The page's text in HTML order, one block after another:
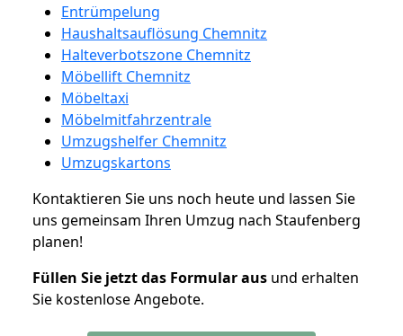
Entrümpelung
Haushaltsauflösung Chemnitz
Halteverbotszone Chemnitz
Möbellift Chemnitz
Möbeltaxi
Möbelmitfahrzentrale
Umzugshelfer Chemnitz
Umzugskartons
Kontaktieren Sie uns noch heute und lassen Sie
uns gemeinsam Ihren Umzug nach Staufenberg
planen!
Füllen Sie jetzt das Formular aus und erhalten
Sie kostenlose Angebote.